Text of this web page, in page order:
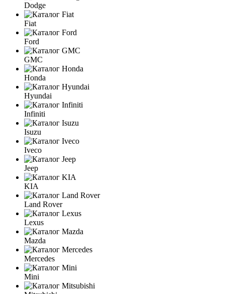
Dodge
Fiat
Ford
GMC
Honda
Hyundai
Infiniti
Isuzu
Iveco
Jeep
KIA
Land Rover
Lexus
Mazda
Mercedes
Mini